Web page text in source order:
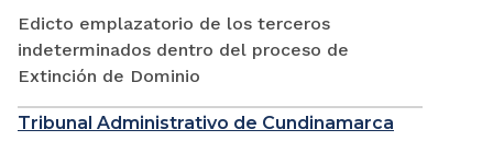
Edicto emplazatorio de los terceros
indeterminados dentro del proceso de
Extinción de Dominio
Tribunal Administrativo de Cundinamarca